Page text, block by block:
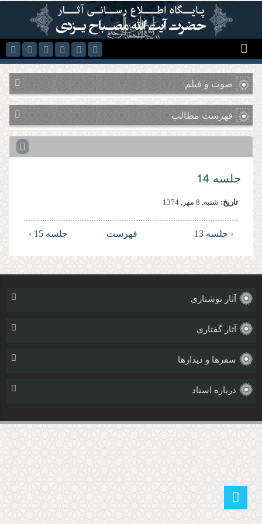
رفتن به محتوای اصلی
صوت و فیلم
فهرست مطالب
جلسه 14
تاریخ: شنبه, 8 مهر, 1374
‹ جلسه 13 فهرست جلسه 15 ›
آثار نوشتاری
آثار گفتاری
سفرها و دیدارها
درباره استاد